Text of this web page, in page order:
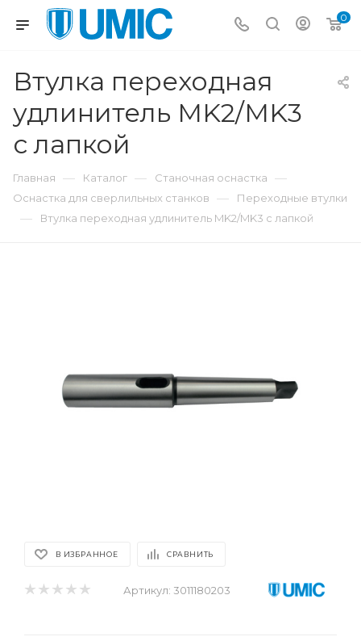
0
Втулка переходная
удлинитель MK2/MK3
с лапкой
Главная — Каталог — Станочная оснастка —
Оснастка для сверлильных станков — Переходные втулки
— Втулка переходная удлинитель MK2/MK3 с лапкой
В ИЗБРАННОЕ СРАВНИТЬ
Артикул: 3011180203